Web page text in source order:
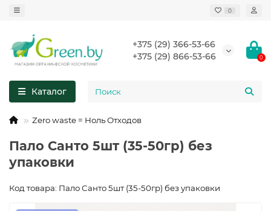
0
+375 (29) 366-53-66
+375 (29) 866-53-66
0
Каталог
Zero waste = Ноль Отходов
Пало Санто 5шт (35-50гр) без
упаковки
Код товара: Пало Санто 5шт (35-50гр) без упаковки